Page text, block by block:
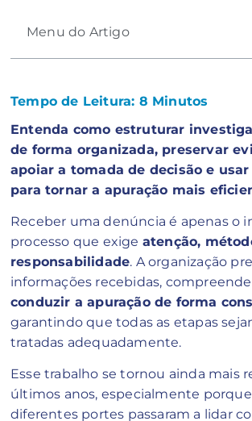
Menu do Artigo
Tempo de Leitura: 8 Minutos
Entenda como estruturar
de forma organizada, preservar
apoiar a tomada de decisão e
para tornar a apuração mais
Receber uma denúncia é apenas o
processo que exige atenção,
responsabilidade. A organização
informações recebidas,
conduzir a apuração de forma
garantindo que todas as etapas
tratadas adequadamente.
Esse trabalho se tornou ainda mais
últimos anos, especialmente
diferentes portes passaram a lidar